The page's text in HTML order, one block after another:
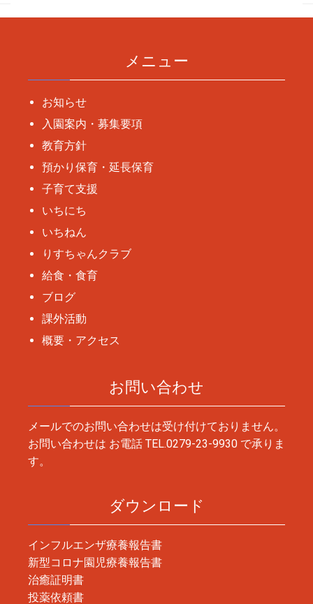
ビ
シ
ョ
ン
メニュー
お知らせ
入園案内・募集要項
教育方針
預かり保育・延長保育
子育て支援
いちにち
いちねん
りすちゃんクラブ
給食・食育
ブログ
課外活動
概要・アクセス
お問い合わせ
メールでのお問い合わせは受け付けておりません。
お問い合わせは お電話 TEL.0279-23-9930 で承りま
す。
ダウンロード
インフルエンザ療養報告書
新型コロナ園児療養報告書
治癒証明書
投薬依頼書